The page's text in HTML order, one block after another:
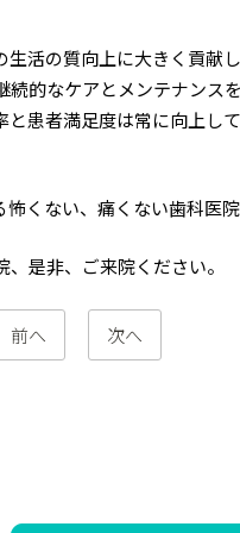
活の質向上に大きく貢献
的なケアとメンテナンス
患者満足度は常に向上し
くない、痛くない歯科医
是非、ご来院ください。
前へ 次へ